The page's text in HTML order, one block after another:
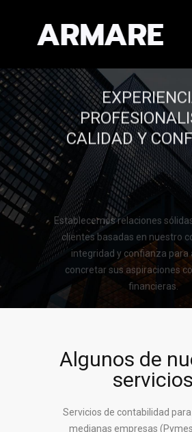
Llamar al 322 779 9188
CALIDAD Y
Establecemos relaciones
clientes basadas en nuestro
integridad y confianza para
concretar sus aspiraciones
financieras.
Llamar al 322 779
CONTACTAR
Algunos de
servicios
Servicios de contabilidad
medianas empresas